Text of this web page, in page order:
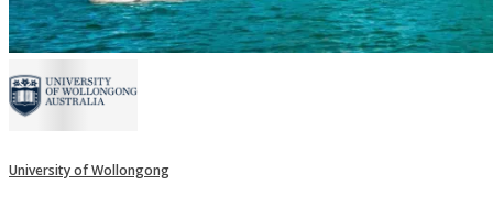
University of Wollongong